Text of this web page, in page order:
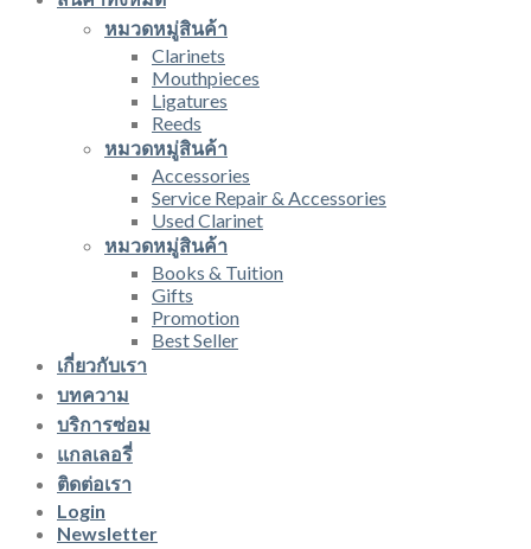
หมวดหมู่สินค้า
Clarinets
Mouthpieces
Ligatures
Reeds
หมวดหมู่สินค้า
Accessories
Service Repair & Accessories
Used Clarinet
หมวดหมู่สินค้า
Books & Tuition
Gifts
Promotion
Best Seller
เกี่ยวกับเรา
บทความ
บริการซ่อม
แกลเลอรี่
ติดต่อเรา
Login
Newsletter